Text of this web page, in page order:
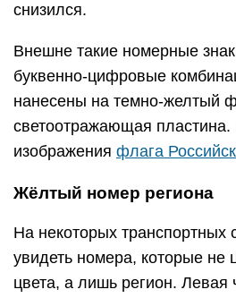
снизился.
Внешне такие номерные
буквенно-цифровые
нанесены на темно-желтый
светоотражающая пластина.
изображения флага
Жёлтый номер региона
На некоторых транспортных
увидеть номера, которые не
цвета, а лишь регион. Левая